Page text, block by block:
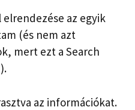
elrendezése az egyik
(és nem azt
mert ezt a Search
az információkat.